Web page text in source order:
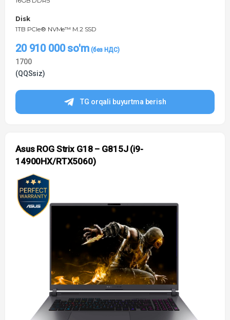
Disk
1TB PCIe® NVMe™ M.2 SSD
20 910 000so'm
1700
(QQSsiz)
TG orqali buyurtma berish
Asus ROG Strix G18 – G815J (i9-
14900HX/RTX5060)